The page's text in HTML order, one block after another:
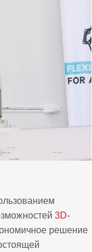
3D-
решение